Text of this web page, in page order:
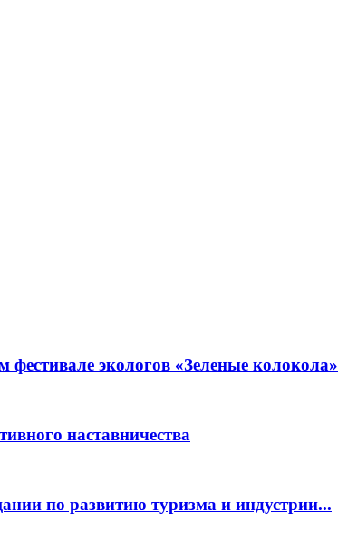
экологов «Зеленые колокола»
наставничества
по развитию туризма и индустрии...